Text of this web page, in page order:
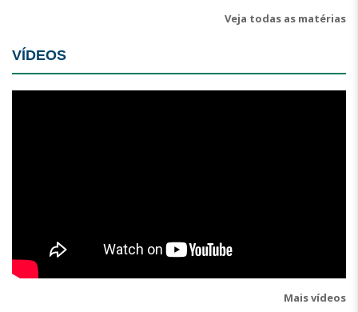
Veja todas as matérias
VÍDEOS
Mais vídeos